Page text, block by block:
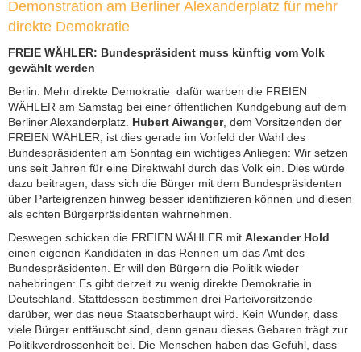
Demonstration am Berliner Alexanderplatz für mehr
direkte Demokratie
FREIE WÄHLER: Bundespräsident muss künftig vom Volk
gewählt werden
Berlin. Mehr direkte Demokratie  dafür warben die FREIEN
WÄHLER am Samstag bei einer öffentlichen Kundgebung auf dem
Berliner Alexanderplatz. Hubert Aiwanger, dem Vorsitzenden der
FREIEN WÄHLER, ist dies gerade im Vorfeld der Wahl des
Bundespräsidenten am Sonntag ein wichtiges Anliegen: Wir setzen
uns seit Jahren für eine Direktwahl durch das Volk ein. Dies würde
dazu beitragen, dass sich die Bürger mit dem Bundespräsidenten
über Parteigrenzen hinweg besser identifizieren können und diesen
als echten Bürgerpräsidenten wahrnehmen.
Deswegen schicken die FREIEN WÄHLER mit Alexander Hold
einen eigenen Kandidaten in das Rennen um das Amt des
Bundespräsidenten. Er will den Bürgern die Politik wieder
nahebringen: Es gibt derzeit zu wenig direkte Demokratie in
Deutschland. Stattdessen bestimmen drei Parteivorsitzende
darüber, wer das neue Staatsoberhaupt wird. Kein Wunder, dass
viele Bürger enttäuscht sind, denn genau dieses Gebaren trägt zur
Politikverdrossenheit bei. Die Menschen haben das Gefühl, dass